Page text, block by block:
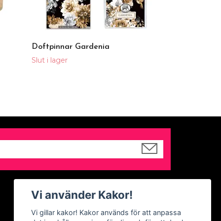
Doftpinnar Gardenia
Slut i lager
Facebook
Vi använder Kakor!
Vi gillar kakor! Kakor används för att anpassa